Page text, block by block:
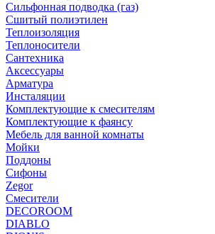
Сильфонная подводка (газ)
Сшитый полиэтилен
Теплоизоляция
Теплоносители
Сантехника
Аксессуары
Арматура
Инсталяции
Комплектующие к смесителям
Комплектующие к фаянсу
Мебель для ванной комнаты
Мойки
Поддоны
Сифоны
Zegor
Смесители
DECOROOM
DIABLO